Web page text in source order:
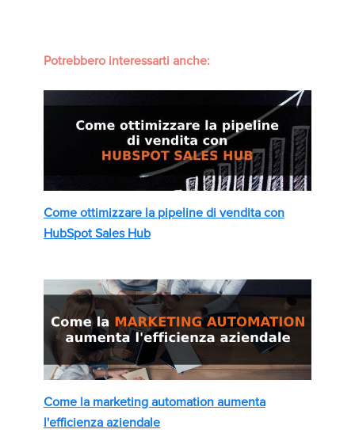
Potrebbero interessarti anche:
Come ottimizzare la pipeline di vendita con
HubSpot Sales Hub
Come la marketing automation aumenta
l'efficienza aziendale